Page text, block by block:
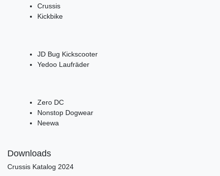
Crussis
Kickbike
JD Bug Kickscooter
Yedoo Laufräder
Zero DC
Nonstop Dogwear
Neewa
Downloads
Crussis Katalog 2024